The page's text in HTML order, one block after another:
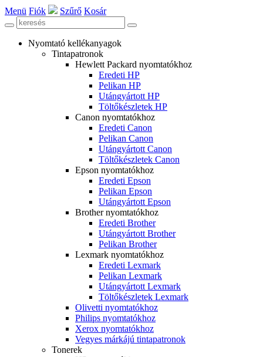
Menü Fiók Szűrő Kosár
Nyomtató kellékanyagok
Tintapatronok
Hewlett Packard nyomtatókhoz
Eredeti HP
Pelikan HP
Utángyártott HP
Töltőkészletek HP
Canon nyomtatókhoz
Eredeti Canon
Pelikan Canon
Utángyártott Canon
Töltőkészletek Canon
Epson nyomtatókhoz
Eredeti Epson
Pelikan Epson
Utángyártott Epson
Brother nyomtatókhoz
Eredeti Brother
Utángyártott Brother
Pelikan Brother
Lexmark nyomtatókhoz
Eredeti Lexmark
Pelikan Lexmark
Utángyártott Lexmark
Töltőkészletek Lexmark
Olivetti nyomtatókhoz
Philips nyomtatókhoz
Xerox nyomtatókhoz
Vegyes márkájú tintapatronok
Tonerek